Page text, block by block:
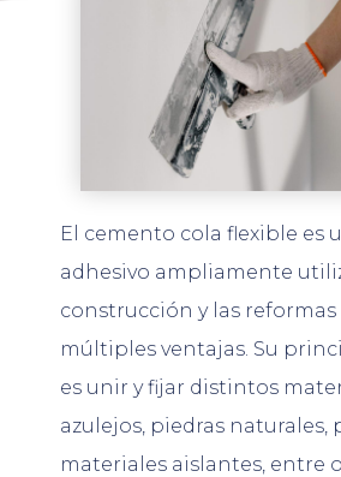
El cemento cola flexible es
adhesivo ampliamente
construcción y las reformas
múltiples ventajas. Su
es unir y fijar distintos
azulejos, piedras naturales,
materiales aislantes, entre